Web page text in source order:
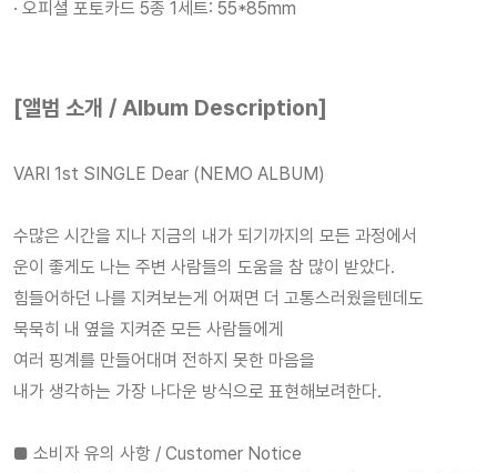
· 오피셜 포토카드 5종 1세트: 55*85mm
[앨범 소개 / Album Description]
VARI 1st SINGLE Dear (NEMO ALBUM)
수많은 시간을 지나 지금의 내가 되기까지의 모든 과정에서
운이 좋게도 나는 주변 사람들의 도움을 참 많이 받았다.
힘들어하던 나를 지켜보는게 어쩌면 더 고통스러웠을텐데도
묵묵히 내 옆을 지켜준 모든 사람들에게
여러 핑계를 만들어대며 전하지 못한 마음을
내가 생각하는 가장 나다운 방식으로 표현해보려한다.
■ 소비자 유의 사항 / Customer Notice